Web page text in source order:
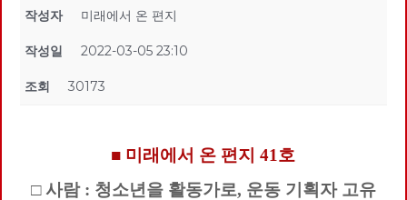
작성자 미래에서 온 편지
작성일 2022-03-05 23:10
조회 30173
■ 미래에서 온 편지 41호
□ 사람 : 청소년을 활동가로, 운동 기획자 고유